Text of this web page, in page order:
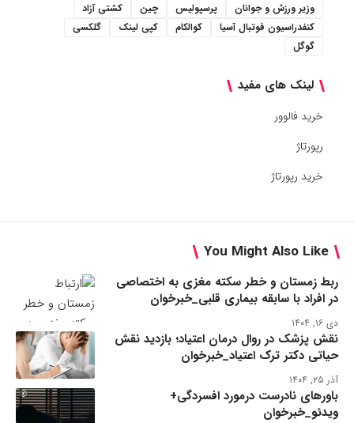
وزیر ورزش و جوانان
پرسپولیس چین
کشتی آزاد
کنفدراسیون فوتبال آسیا
کوالکام کپی لینک
گلکسی
گوگل
لینک های مفید
خرید فالوور
رپورتاژ
خرید رپورتاژ
You Might Also Like
ربط زمستان و خطر سکته مغزی به اختصاصی
در افراد با سابقه بیماری قلبی_خبرخوان
دی ۱۶, ۱۴۰۴
نقش پزشک در روال درمان اعتیاد؛ بازدید نقش
حیاتی دکتر ترک اعتیاد_خبرخوان
آذر ۲۵, ۱۴۰۴
باورهای نادرست درمورد افسردگی+
ویدئو_خبرخوان